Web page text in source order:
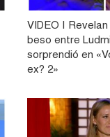
VIDEO |
beso entre
sorprendió en
ex? 2»